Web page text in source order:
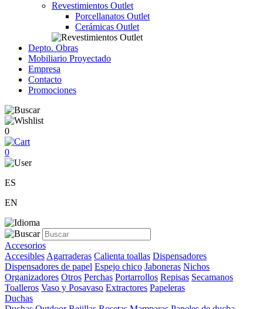
Revestimientos Outlet
Porcellanatos Outlet
Cerámicas Outlet
Depto. Obras
Mobiliario Proyectado
Empresa
Contacto
Promociones
0
0
ES
EN
Accesorios
Accesibles Agarraderas Calienta toallas Dispensadores
Dispensadores de papel Espejo chico Jaboneras Nichos
Organizadores Otros Perchas Portarrollos Repisas Secamanos
Toalleros Vaso y Posavaso Extractores Papeleras
Duchas